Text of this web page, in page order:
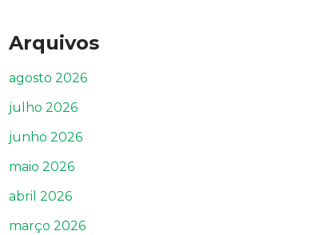
Arquivos
agosto 2026
julho 2026
junho 2026
maio 2026
abril 2026
março 2026